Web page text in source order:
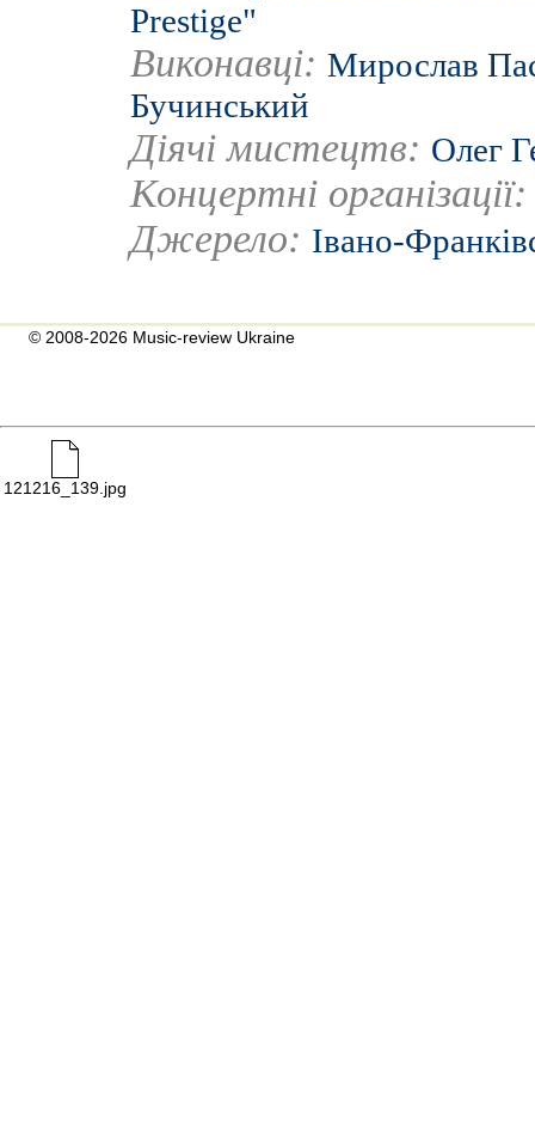
Prestige"
Виконавці: Мирослав
Бучинський
Діячі мистецтв: Олег
Концертні
Джерело: Івано-
© 2008-2026 Music-review Ukraine
121216_139.jpg